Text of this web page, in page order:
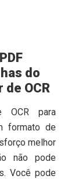
do
OCR
OCR para
formato de
melhor
não pode
Você pode